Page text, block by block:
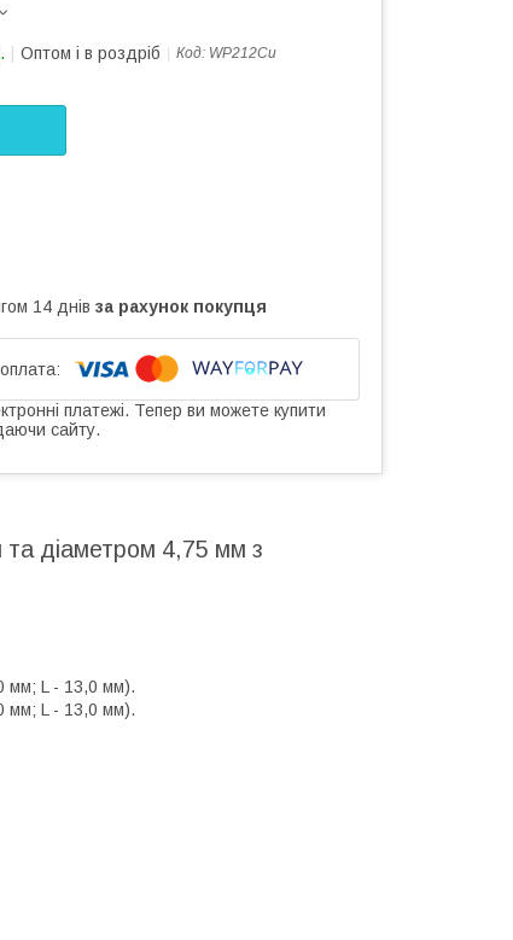
Оптом і в роздріб Код: WP212Cu
14 днів за рахунок покупця
платежі. Тепер ви можете купити
сайту.
та діаметром 4,75 мм з
мм; L - 13,0 мм).
мм; L - 13,0 мм).